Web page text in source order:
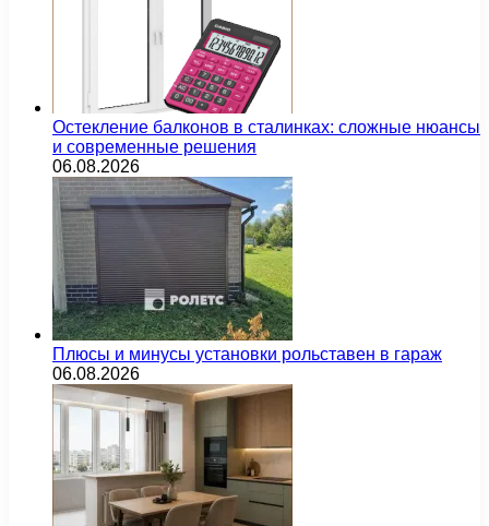
Остекление балконов в сталинках: сложные нюансы
и современные решения
06.08.2026
Плюсы и минусы установки рольставен в гараж
06.08.2026